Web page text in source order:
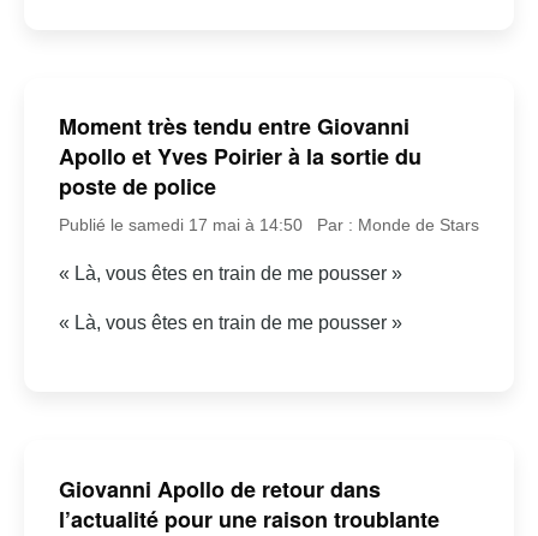
Moment très tendu entre Giovanni
Apollo et Yves Poirier à la sortie du
poste de police
Publié le samedi 17 mai à 14:50 Par : Monde de Stars
« Là, vous êtes en train de me pousser »
« Là, vous êtes en train de me pousser »
Giovanni Apollo de retour dans
l’actualité pour une raison troublante